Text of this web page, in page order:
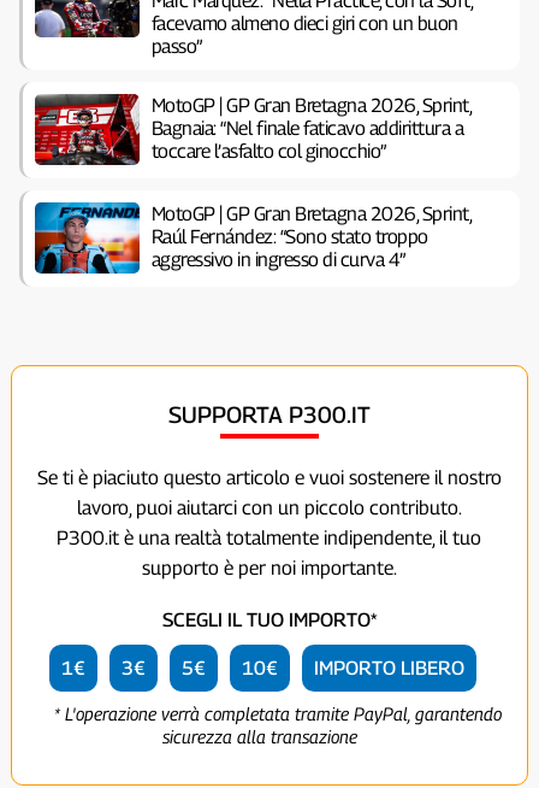
facevamo almeno dieci giri con un buon
passo”
MotoGP | GP Gran Bretagna 2026, Sprint,
Bagnaia: “Nel finale faticavo addirittura a
toccare l’asfalto col ginocchio”
MotoGP | GP Gran Bretagna 2026, Sprint,
Raúl Fernández: “Sono stato troppo
aggressivo in ingresso di curva 4”
SUPPORTA P300.IT
Se ti è piaciuto questo articolo e vuoi sostenere il nostro
lavoro, puoi aiutarci con un piccolo contributo.
P300.it è una realtà totalmente indipendente, il tuo
supporto è per noi importante.
SCEGLI IL TUO IMPORTO*
1€ 3€ 5€ 10€ IMPORTO LIBERO
* L'operazione verrà completata tramite PayPal, garantendo
sicurezza alla transazione